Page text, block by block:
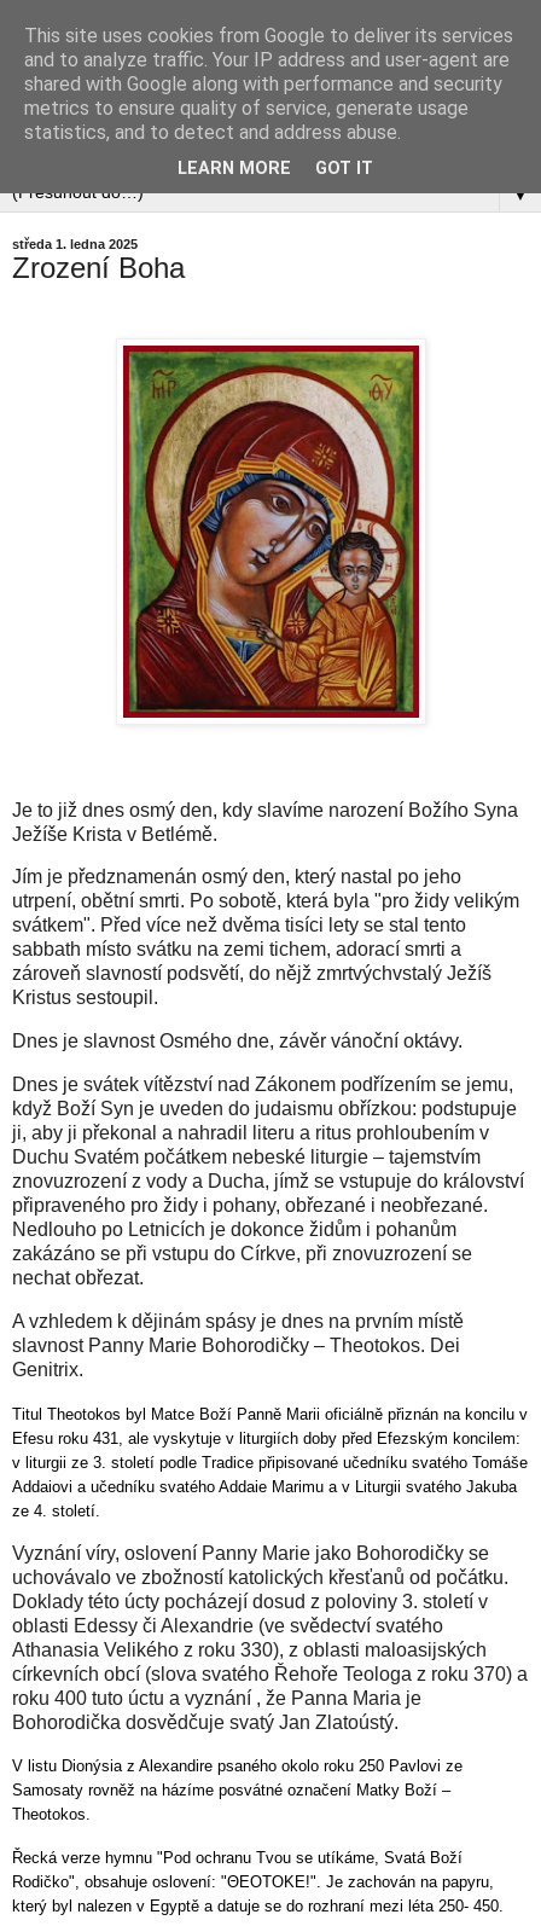
▼
středa 1. ledna 2025
Zrození Boha
Je to již dnes osmý den, kdy slavíme narození Božího Syna
Ježíše Krista v Betlémě.
Jím je předznamenán osmý den, který nastal po jeho
utrpení, obětní smrti. Po sobotě, která byla "pro židy velikým
svátkem". Před více než dvěma tisíci lety se stal tento
sabbath místo svátku na zemi tichem, adorací smrti a
zároveň slavností podsvětí, do nějž zmrtvýchvstalý Ježíš
Kristus sestoupil.
Dnes je slavnost Osmého dne, závěr vánoční oktávy.
Dnes je svátek vítězství nad Zákonem podřízením se jemu,
když Boží Syn je uveden do judaismu obřízkou: podstupuje
ji, aby ji překonal a nahradil literu a ritus prohloubením v
Duchu Svatém počátkem nebeské liturgie – tajemstvím
znovuzrození z vody a Ducha, jímž se vstupuje do království
připraveného pro židy i pohany, obřezané i neobřezané.
Nedlouho po Letnicích je dokonce židům i pohanům
zakázáno se při vstupu do Církve, při znovuzrození se
nechat obřezat.
A vzhledem k dějinám spásy je dnes na prvním místě
slavnost Panny Marie Bohorodičky – Theotokos. Dei
Genitrix.
Titul Theotokos byl Matce Boží Panně Marii oficiálně přiznán na koncilu v
Efesu roku 431, ale vyskytuje v liturgiích doby před Efezským koncilem:
v liturgii ze 3. století podle Tradice připisované učedníku svatého Tomáše
Addaiovi a učedníku svatého Addaie Marimu a v Liturgii svatého Jakuba
ze 4. století.
Vyznání víry, oslovení Panny Marie jako Bohorodičky se
uchovávalo ve zbožností katolických křesťanů od počátku.
Doklady této úcty pocházejí dosud z poloviny 3. století v
oblasti Edessy či Alexandrie (ve svědectví svatého
Athanasia Velikého z roku 330), z oblasti maloasijských
církevních obcí (slova svatého Řehoře Teologa z roku 370) a
roku 400 tuto úctu a vyznání , že Panna Maria je
Bohorodička dosvědčuje svatý Jan Zlatoústý.
V listu Dionýsia z Alexandire psaného okolo roku 250 Pavlovi ze
Samosaty rovněž na házíme posvátné označení Matky Boží –
Theotokos.
Řecká verze hymnu "Pod ochranu Tvou se utíkáme, Svatá Boží
Rodičko", obsahuje oslovení: "ΘΕΟΤΟΚΕ!". Je zachován na papyru,
který byl nalezen v Egyptě a datuje se do rozhraní mezi léta 250- 450.
This site uses cookies from Google to deliver its services
and to analyze traffic. Your IP address and user-agent are
shared with Google along with performance and security
metrics to ensure quality of service, generate usage
statistics, and to detect and address abuse.
LEARN MORE GOT IT